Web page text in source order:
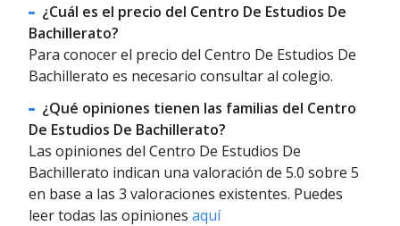
¿Cuál es el precio del Centro De Estudios De
Bachillerato?
Para conocer el precio del Centro De Estudios De
Bachillerato es necesario consultar al colegio.
¿Qué opiniones tienen las familias del Centro
De Estudios De Bachillerato?
Las opiniones del Centro De Estudios De
Bachillerato indican una valoración de 5.0 sobre 5
en base a las 3 valoraciones existentes. Puedes
leer todas las opiniones aquí